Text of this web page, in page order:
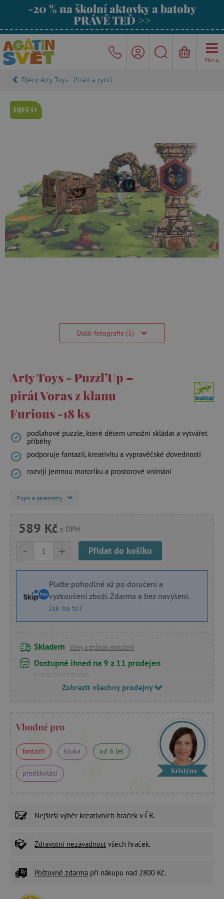
-20 % na školní aktovky a batohy
PRÁVĚ TEĎ >>
Menu
Djeco Arty Toys - Piráti a rytíři
DJECO
Další fotografie (5)
Arty Toys - Puzzl’Up –
pirát Voras z klanu
Furious -18 ks
podlahové puzzle, které dětem umožní skládat a vytvářet
příběhy
podporuje fantazii, kreativitu a vypravěčské dovednosti
rozvíjí jemnou motoriku a prostorové vnímání
Popis a parametry
589 Kč s DPH
+
- Přidat do košíku
Plaťte pohodlně až po doručení a
vyzkoušení zboží. Zdarma a bez navýšení.
Jak na to?
Skladem Ceny a způsob doručení
Dostupné ihned na 9 z 11 prodejen
(vyzvednutí zdarma)
Zobrazit všechny prodejny
Vhodné pro
fantazii kluka od 6 let
předškoláci Kristýna
Nejširší výběr kreativních hraček v ČR.
Zdravotní nezávadnost všech hraček.
Poštovné zdarma při nákupu nad 2800 Kč.